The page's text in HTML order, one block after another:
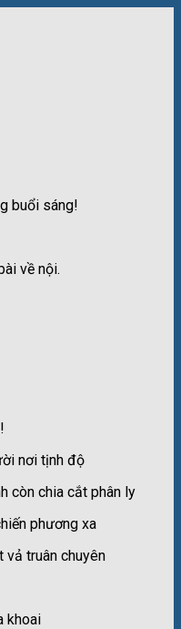
buổi sáng!
về nội.
nơi tịnh độ
còn chia cắt phân ly
phương xa
vả truân chuyên
khoai